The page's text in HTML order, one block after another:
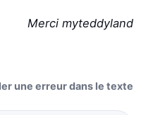
Merci myteddyland
une erreur dans le texte